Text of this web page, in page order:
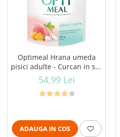
Optimeal Hrana umeda
pisici adulte - Curcan in sos
de dovleac, set 12*0,085kg
54,99 Lei
ADAUGA IN COS